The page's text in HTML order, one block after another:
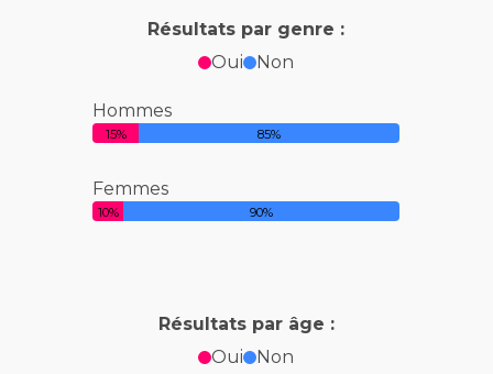
Résultats par genre :
Oui
Non
Hommes
15% 85%
Femmes
10% 90%
Résultats par âge :
Oui
Non